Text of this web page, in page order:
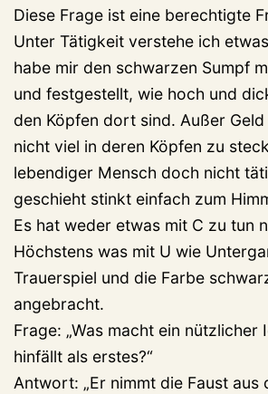
Diese Frage ist eine berechtigte
Unter Tätigkeit verstehe ich
habe mir den schwarzen Sumpf
und festgestellt, wie hoch und
den Köpfen dort sind. Außer
nicht viel in deren Köpfen zu
lebendiger Mensch doch nicht
geschieht stinkt einfach zum
Es hat weder etwas mit C zu tun
Höchstens was mit U wie
Trauerspiel und die Farbe
angebracht.
Frage: „Was macht ein nützlicher
hinfällt als erstes?“
Antwort: „Er nimmt die Faust aus